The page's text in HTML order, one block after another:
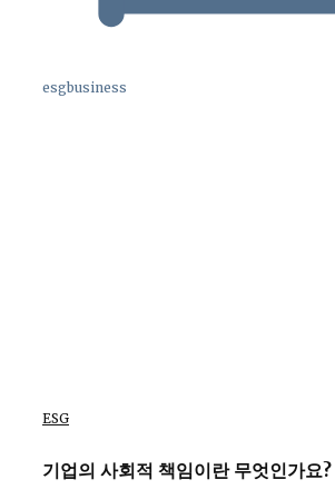
esgbusiness
ESG
기업의 사회적 책임이란 무엇인가요?